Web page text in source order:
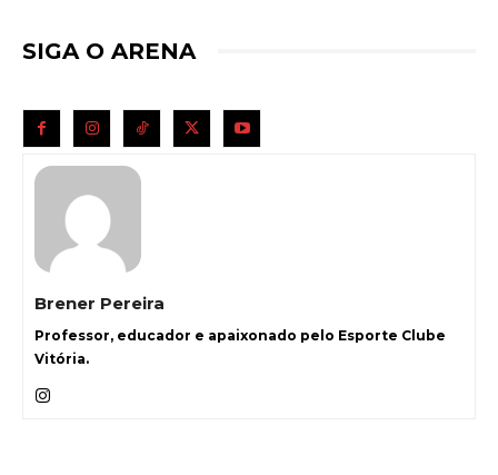
SIGA O ARENA
Brener Pereira
Professor, educador e apaixonado pelo Esporte Clube
Vitória.